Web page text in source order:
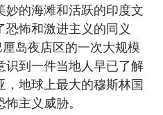
妙的海滩和活跃的印度文
怖和激进主义的同义
岛夜店区的一次大规模
识到一件当地人早已了解
，地球上最大的穆斯林国
主义威胁。